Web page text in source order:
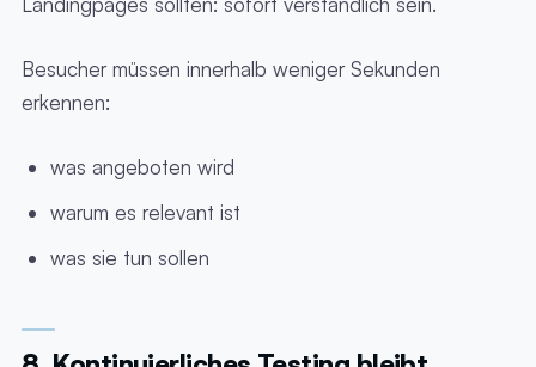
Besucher müssen innerhalb weniger Sekunden
erkennen:
was angeboten wird
warum es relevant ist
was sie tun sollen